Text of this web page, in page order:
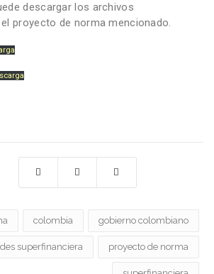
descargar los archivos
proyecto de norma mencionado.
colombia gobierno colombiano
superfinanciera proyecto de norma